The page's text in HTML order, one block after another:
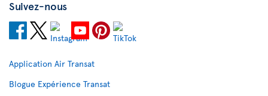
Suivez-nous
Application Air Transat
Blogue Expérience Transat